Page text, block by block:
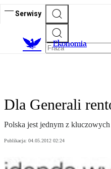
Serwisy
Ekonomia
Dla Generali
Polska jest jednym z
Publikacja: 04.05.2012 02:24